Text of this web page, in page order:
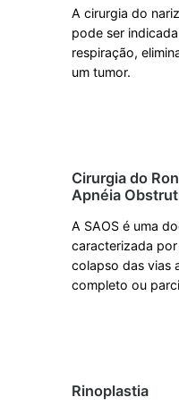
A cirurgia do
pode ser
respiração,
um tumor.
Cirurgia do
Apnéia
A SAOS é uma
caracterizada
colapso das vias
completo ou
Rinoplastia